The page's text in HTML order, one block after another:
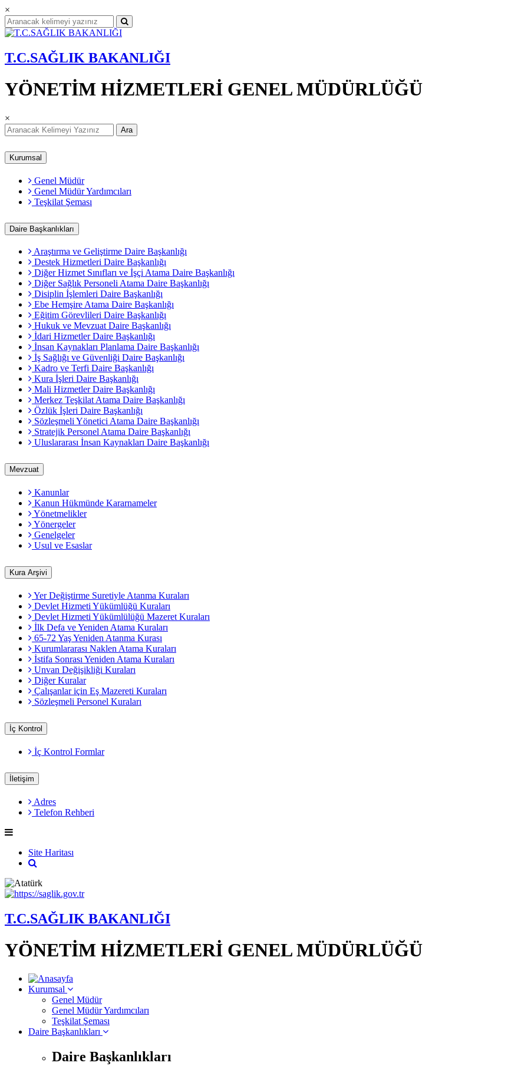
×
T.C.SAĞLIK BAKANLIĞI
YÖNETİM HİZMETLERİ GENEL MÜDÜRLÜĞÜ
×
Ara
Kurumsal
Genel Müdür
Genel Müdür Yardımcıları
Teşkilat Şeması
Daire Başkanlıkları
Araştırma ve Geliştirme Daire Başkanlığı
Destek Hizmetleri Daire Başkanlığı
Diğer Hizmet Sınıfları ve İşçi Atama Daire Başkanlığı
Diğer Sağlık Personeli Atama Daire Başkanlığı
Disiplin İşlemleri Daire Başkanlığı
Ebe Hemşire Atama Daire Başkanlığı
Eğitim Görevlileri Daire Başkanlığı
Hukuk ve Mevzuat Daire Başkanlığı
İdari Hizmetler Daire Başkanlığı
İnsan Kaynakları Planlama Daire Başkanlığı
İş Sağlığı ve Güvenliği Daire Başkanlığı
Kadro ve Terfi Daire Başkanlığı
Kura İşleri Daire Başkanlığı
Mali Hizmetler Daire Başkanlığı
Merkez Teşkilat Atama Daire Başkanlığı
Özlük İşleri Daire Başkanlığı
Sözleşmeli Yönetici Atama Daire Başkanlığı
Stratejik Personel Atama Daire Başkanlığı
Uluslararası İnsan Kaynakları Daire Başkanlığı
Mevzuat
Kanunlar
Kanun Hükmünde Kararnameler
Yönetmelikler
Yönergeler
Genelgeler
Usul ve Esaslar
Kura Arşivi
Yer Değiştirme Suretiyle Atanma Kuraları
Devlet Hizmeti Yükümlüğü Kuraları
Devlet Hizmeti Yükümlülüğü Mazeret Kuraları
İlk Defa ve Yeniden Atama Kuraları
65-72 Yaş Yeniden Atanma Kurası
Kurumlararası Naklen Atama Kuraları
İstifa Sonrası Yeniden Atama Kuraları
Unvan Değişikliği Kuraları
Diğer Kuralar
Çalışanlar için Eş Mazereti Kuraları
Sözleşmeli Personel Kuraları
İç Kontrol
İç Kontrol Formlar
İletişim
Adres
Telefon Rehberi
Site Haritası
T.C.SAĞLIK BAKANLIĞI
YÖNETİM HİZMETLERİ GENEL MÜDÜRLÜĞÜ
Kurumsal
Genel Müdür
Genel Müdür Yardımcıları
Teşkilat Şeması
Daire Başkanlıkları
Daire Başkanlıkları